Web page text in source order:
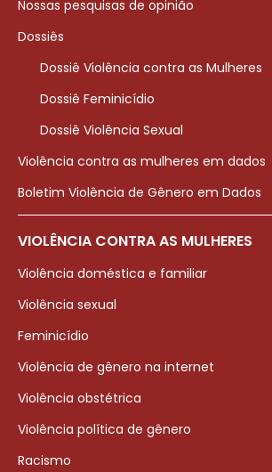
Nossas pesquisas de opinião
Dossiês
Dossiê Violência contra as Mulheres
Dossiê Feminicídio
Dossiê Violência Sexual
Violência contra as mulheres em dados
Boletim Violência de Gênero em Dados
VIOLÊNCIA CONTRA AS MULHERES
Violência doméstica e familiar
Violência sexual
Feminicídio
Violência de gênero na internet
Violência obstétrica
Violência política de gênero
Racismo